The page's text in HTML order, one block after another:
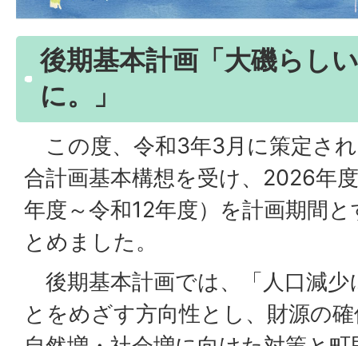
後期基本計画「大磯らし
に。」
この度、令和3年3月に策定さ
合計画基本構想を受け、2026年
年度～令和12年度）を計画期間
とめました。
後期基本計画では、「人口減
とをめざす方向性とし、財源の